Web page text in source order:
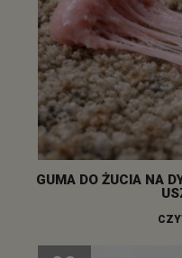
GUMA DO ŻUCIA NA